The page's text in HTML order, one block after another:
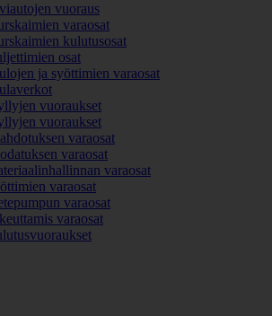
vuoraus
varaosat
kulutusosat
osat
ja syöttimien varaosat
vuoraukset
vuoraukset
varaosat
varaosat
varaosat
varaosat
varaosat
varaosat